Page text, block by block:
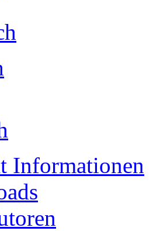
Informationen